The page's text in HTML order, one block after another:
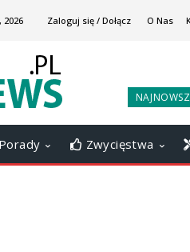
2026 Zaloguj się / Dołącz O Nas
Porady Zwycięstwa